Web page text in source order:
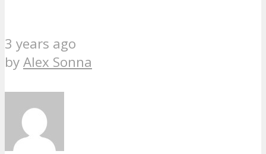
3 years ago
byAlex Sonna